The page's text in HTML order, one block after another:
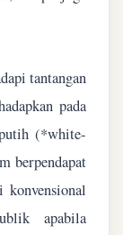
tantangan
pada
(*white-
berpendapat
apabila